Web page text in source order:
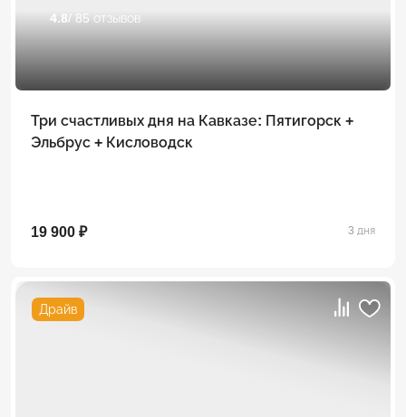
4.8/ 85 отзывов
Три счастливых дня на Кавказе: Пятигорск +
Эльбрус + Кисловодск
19 900 ₽ 3 дня
Драйв